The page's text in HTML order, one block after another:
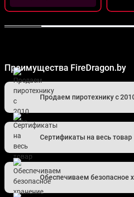
Преимущества FireDragon.by
Продаем пиротехнику с
Сертификаты на весь товар
Обеспечиваем безопасное